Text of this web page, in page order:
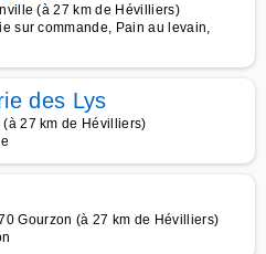
(à 27 km de Hévilliers)
sur commande, Pain au levain,
des Lys
27 km de Hévilliers)
Gourzon (à 27 km de Hévilliers)